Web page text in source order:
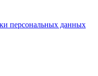
персональных данных